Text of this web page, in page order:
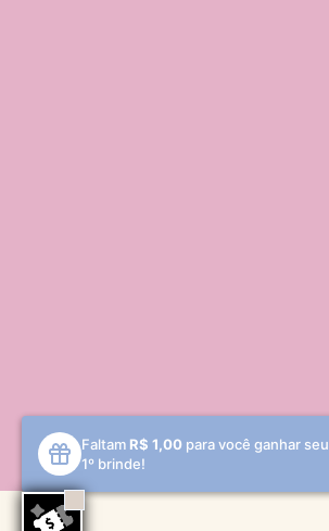
Faltam R$ 1,00 para você ganhar seu
1º brinde!